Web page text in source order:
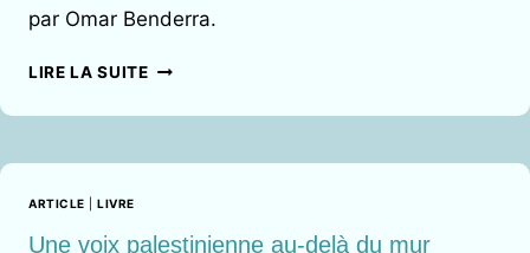
par Omar Benderra.
LIRE LA SUITEVERS
NOUVEAU
ORIENT
ARTICLE LIVRE
Une voix palestinienne au-delà du mur